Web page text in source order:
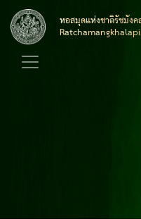
หอสมุดแห่งชาติรัชมัง